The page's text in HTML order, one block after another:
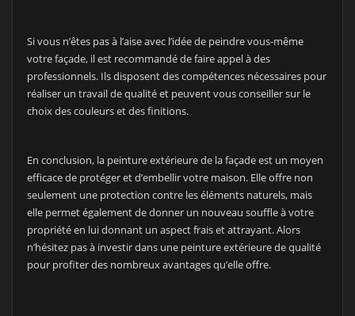
Si vous n’êtes pas à l’aise avec l’idée de peindre vous-même
votre façade, il est recommandé de faire appel à des
professionnels. Ils disposent des compétences nécessaires pour
réaliser un travail de qualité et peuvent vous conseiller sur le
choix des couleurs et des finitions.
En conclusion, la peinture extérieure de la façade est un moyen
efficace de protéger et d’embellir votre maison. Elle offre non
seulement une protection contre les éléments naturels, mais
elle permet également de donner un nouveau souffle à votre
propriété en lui donnant un aspect frais et attrayant. Alors
n’hésitez pas à investir dans une peinture extérieure de qualité
pour profiter des nombreux avantages qu’elle offre.